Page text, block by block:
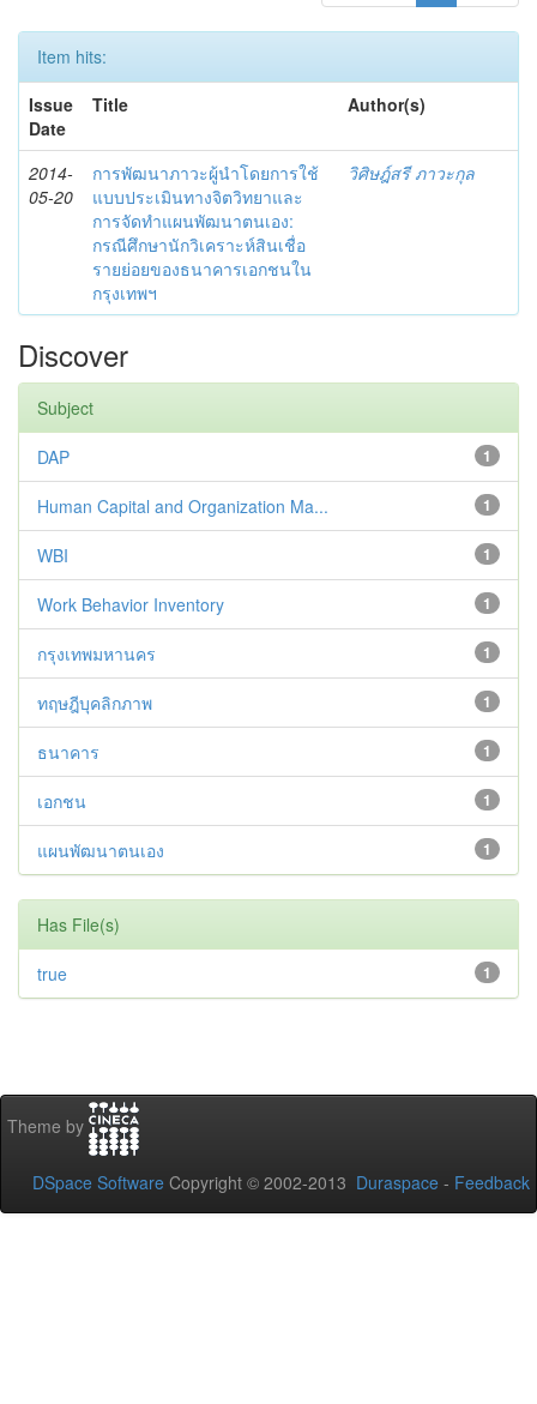
Item hits:
Issue
Date
Title Author(s)
2014-
05-20
การพัฒนาภาวะผู้นำโดยการใช้
แบบประเมินทางจิตวิทยาและ
การจัดทำแผนพัฒนาตนเอง:
กรณีศึกษานักวิเคราะห์สินเชื่อ
รายย่อยของธนาคารเอกชนใน
กรุงเทพฯ
วิศิษฎ์สรี ภาวะกุล
Discover
Subject
1
DAP
1
Human Capital and Organization Ma...
1
WBI
1
Work Behavior Inventory
1
กรุงเทพมหานคร
1
ทฤษฎีบุคลิกภาพ
1
ธนาคาร
1
เอกชน
1
แผนพัฒนาตนเอง
Has File(s)
1
true
Theme by
DSpace Software Copyright © 2002-2013 Duraspace - Feedback